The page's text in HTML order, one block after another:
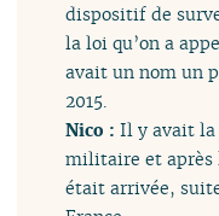
dispositif de
la loi qu’on a
avait un nom un
2015.
Nico :Il y avait la
militaire et après
était arrivée,